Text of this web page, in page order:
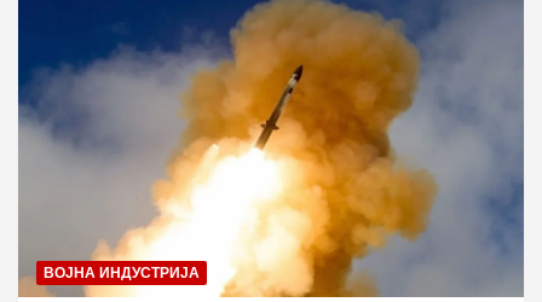
ВОЈНА ИНДУСТРИЈА